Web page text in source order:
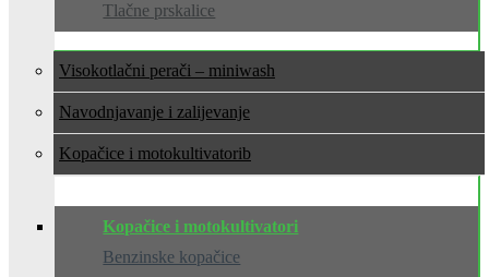
Tlačne prskalice
Visokotlačni perači – miniwash
Navodnjavanje i zalijevanje
Kopačice i motokultivatori
Kopačice i motokultivatori
Benzinske kopačice